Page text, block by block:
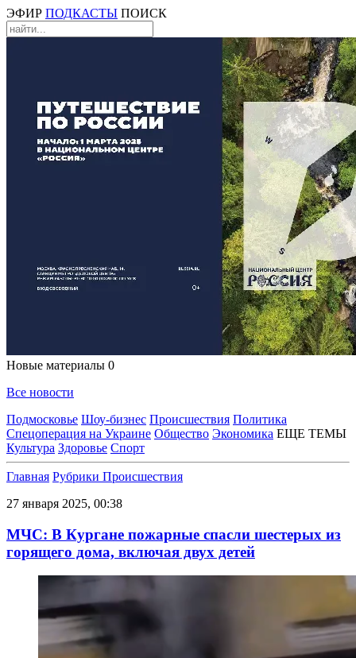
ЭФИР ПОДКАСТЫ ПОИСК
Новые материалы 0
Все новости
Подмосковье Шоу-бизнес Происшествия Политика
Спецоперация на Украине Общество Экономика ЕЩЕ ТЕМЫ
Культура Здоровье Спорт
Главная Рубрики Происшествия
27 января 2025, 00:38
МЧС: В Кургане пожарные спасли шестерых из
горящего дома, включая двух детей